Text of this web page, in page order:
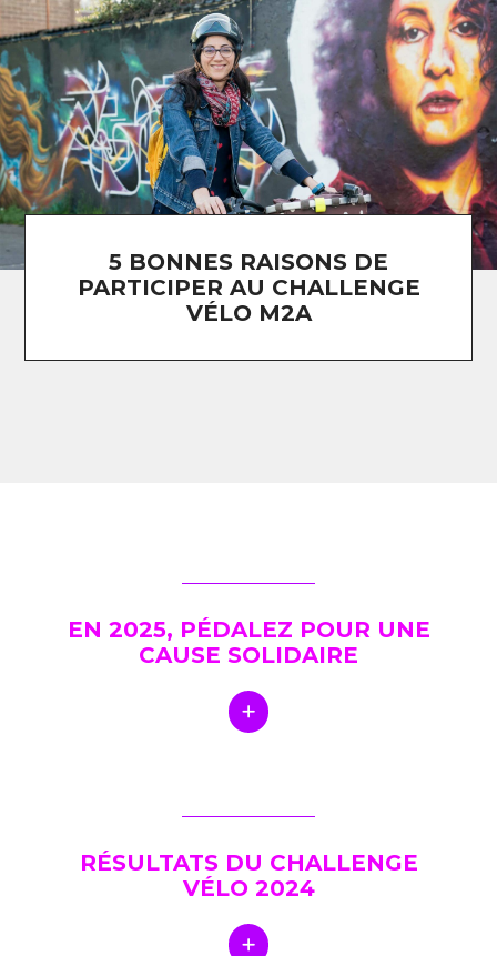
5 BONNES RAISONS DE
PARTICIPER AU CHALLENGE
VÉLO M2A
EN 2025, PÉDALEZ POUR UNE
CAUSE SOLIDAIRE
RÉSULTATS DU CHALLENGE
VÉLO 2024